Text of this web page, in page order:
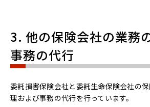
3. 他の保険会社の業務
事務の代行
委託損害保険会社と委託生命保険会社の
理および事務の代行を行っています。